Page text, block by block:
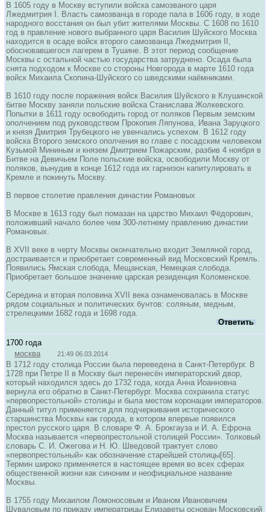
В 1605 году в Москву вступили войска самозваного царя
Лжедмитрия I. Власть самозванца в городе пала в 1606 году, в ходе
народного восстания он был убит жителями Москвы. С 1608 по 1610
год в правление нового выбранного царя Василия Шуйского Москва
находится в осаде войск второго самозванца Лжедмитрия II,
обосновавшегося лагерем в Тушине. В этот период сообщение
Москвы с остальной частью государства затруднено. Осада была
снята подходом к Москве со стороны Новгорода в марте 1610 года
войск Михаила Скопина-Шуйского со шведскими наёмниками.
В 1610 году после поражения войск Василия Шуйского в Клушинской
битве Москву заняли польские войска Станислава Жолкевского.
Попытки в 1611 году освободить город от поляков Первым земским
ополчением под руководством Прокопия Ляпунова, Ивана Заруцкого
и князя Дмитрия Трубецкого не увенчались успехом. В 1612 году
войска Второго земского ополчения во главе с посадским человеком
Кузьмой Мининым и князем Дмитрием Пожарским, разбив 4 ноября в
Битве на Девичьем Поле польские войска, освободили Москву от
поляков, вынудив в конце 1612 года их гарнизон капитулировать в
Кремле и покинуть Москву.
В первое столетие правления династии Романовых
В Москве в 1613 году был помазан на царство Михаил Фёдорович,
положивший начало более чем 300-летнему правлению династии
Романовых.
В XVII веке в черту Москвы окончательно входит Земляной город,
достраивается и приобретает современный вид Московский Кремль.
Появились Ямская слобода, Мещанская, Немецкая слобода.
Приобретает большое значение царская резиденция Коломенское.
Середина и вторая половина XVII века ознаменовалась в Москве
рядом социальных и политических бунтов: соляным, медным,
стрелецкими 1682 года и 1698 года.
Ответить
1700 года
москва
21:49 06.03.2014
В 1712 году столица России была переведена в Санкт-Петербург. В
1728 при Петре II в Москву был перенесён императорский двор,
который находился здесь до 1732 года, когда Анна Иоанновна
вернула его обратно в Санкт-Петербург. Москва сохранила статус
«первопрестольной» столицы и была местом коронации императоров.
Данный титул применяется для подчеркивания исторического
старшинства Москвы как города, в котором впервые появился
престол русского царя. В словаре Ф. А. Брокгауза и И. А. Ефрона
Москва называется «первопрестольной столицей России». Толковый
словарь С. И. Ожегова и Н. Ю. Шведовой трактует слово
«первопрестольный» как обозначение старейшей столицы[65].
Термин широко применяется в настоящее время во всех сферах
общественной жизни как синоним и неофициальное название
Москвы.
В 1755 году Михаилом Ломоносовым и Иваном Ивановичем
Шуваловым по приказу императрицы Елизаветы основан Московский